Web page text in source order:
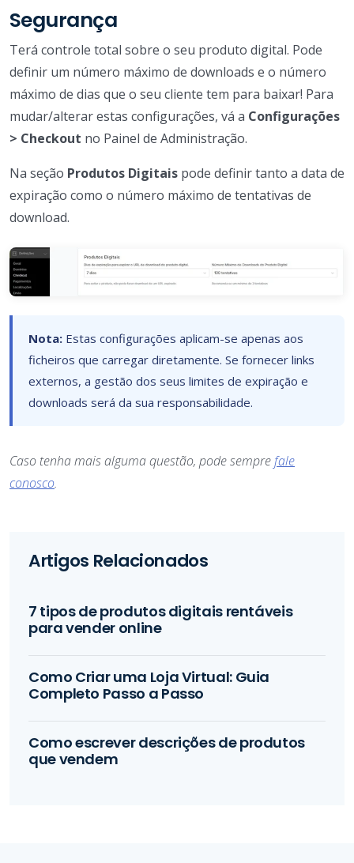
Segurança
Terá controle total sobre o seu produto digital. Pode
definir um número máximo de downloads e o número
máximo de dias que o seu cliente tem para baixar! Para
mudar/alterar estas configurações, vá a Configurações
> Checkout no Painel de Administração.
Na seção Produtos Digitais pode definir tanto a data de
expiração como o número máximo de tentativas de
download.
Nota: Estas configurações aplicam-se apenas aos
ficheiros que carregar diretamente. Se fornecer links
externos, a gestão dos seus limites de expiração e
downloads será da sua responsabilidade.
Caso tenha mais alguma questão, pode semprefale
conosco.
Artigos Relacionados
7 tipos de produtos digitais rentáveis
para vender online
Como Criar uma Loja Virtual: Guia
Completo Passo a Passo
Como escrever descrições de produtos
que vendem